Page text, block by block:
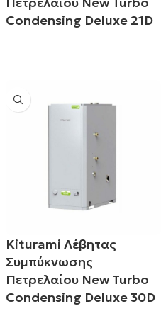
Condensing Deluxe 21D
Kiturami Λέβητας
Συμπύκνωσης
Πετρελαίου New Turbo
Condensing Deluxe 30D